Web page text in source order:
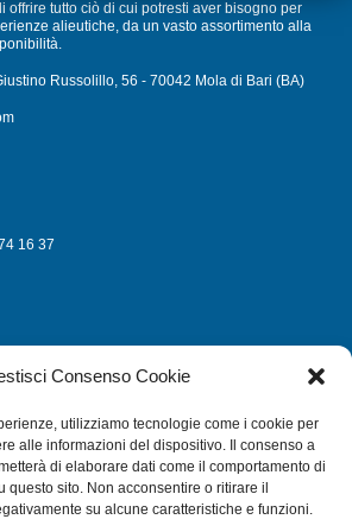
Consenso Cookie
utilizziamo tecnologie come i cookie per
alle informazioni del dispositivo. Il consenso a
di elaborare dati come il comportamento di
questo sito. Non acconsentire o ritirare il
su alcune caratteristiche e funzioni.
offrire tutto ciò di cui potresti aver bisogno per
alieutiche, da un vasto assortimento alla
Russolillo, 56 - 70042 Mola di Bari (BA)
16 37